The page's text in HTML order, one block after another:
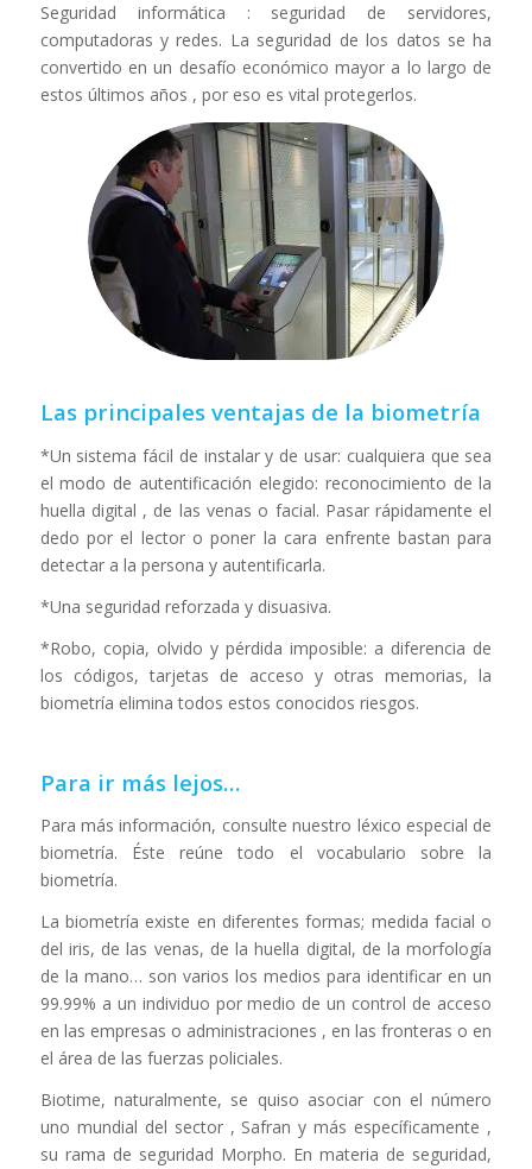
Seguridad informática : seguridad de servidores,
computadoras y redes. La seguridad de los datos se ha
convertido en un desafío económico mayor a lo largo de
estos últimos años , por eso es vital protegerlos.
Las principales ventajas de la biometría
*Un sistema fácil de instalar y de usar: cualquiera que sea
el modo de autentificación elegido: reconocimiento de la
huella digital , de las venas o facial. Pasar rápidamente el
dedo por el lector o poner la cara enfrente bastan para
detectar a la persona y autentificarla.
*Una seguridad reforzada y disuasiva.
*Robo, copia, olvido y pérdida imposible: a diferencia de
los códigos, tarjetas de acceso y otras memorias, la
biometría elimina todos estos conocidos riesgos.
Para ir más lejos…
Para más información, consulte nuestro léxico especial de
biometría. Éste reúne todo el vocabulario sobre la
biometría.
La biometría existe en diferentes formas; medida facial o
del iris, de las venas, de la huella digital, de la morfología
de la mano… son varios los medios para identificar en un
99.99% a un individuo por medio de un control de acceso
en las empresas o administraciones , en las fronteras o en
el área de las fuerzas policiales.
Biotime, naturalmente, se quiso asociar con el número
uno mundial del sector , Safran y más específicamente ,
su rama de seguridad Morpho. En materia de seguridad,